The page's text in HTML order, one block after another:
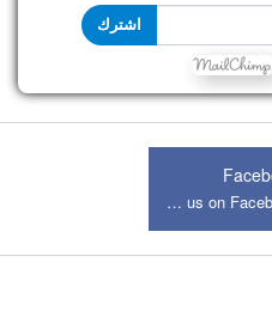
اشترك
Join us on Facebook